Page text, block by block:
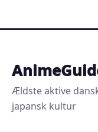
Ældste aktive
japansk kultur